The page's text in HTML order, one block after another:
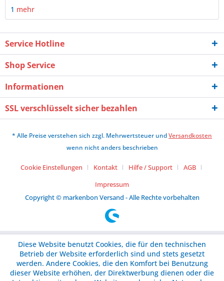
1 mehr
Service Hotline
Shop Service
Informationen
SSL verschlüsselt sicher bezahlen
* Alle Preise verstehen sich zzgl. Mehrwertsteuer undVersandkosten
wenn nicht anders beschrieben
Cookie Einstellungen Kontakt Hilfe / Support
AGB
Impressum
Copyright © markenbon Versand - Alle Rechte vorbehalten
Diese Website benutzt Cookies, die für den technischen
Betrieb der Website erforderlich sind und stets gesetzt
werden. Andere Cookies, die den Komfort bei Benutzung
dieser Website erhöhen, der Direktwerbung dienen oder die